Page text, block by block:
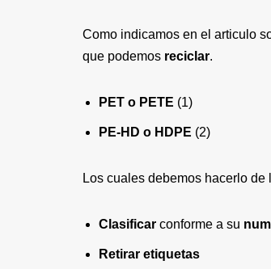
Como indicamos en el articulo
que podemos reciclar.
PET o PETE (1)
PE-HD o HDPE (2)
Los cuales debemos hacerlo de
Clasificar conforme a su
Retirar etiquetas